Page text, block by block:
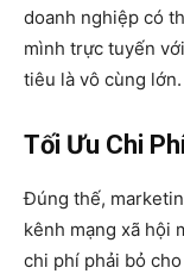
doanh nghiệp có
mình trực tuyến
tiêu là vô cùng lớn.
Tối Ưu Chi
Đúng thế,
kênh mạng xã hội
chi phí phải bỏ